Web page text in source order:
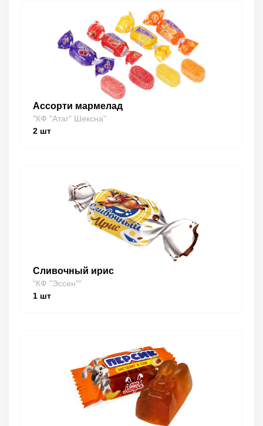
Ассорти мармелад
"КФ "Атаг" Шексна"
2 шт
Сливочный ирис
"КФ "Эссен""
1 шт